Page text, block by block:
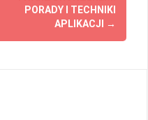
PORADY I TECHNIKI
APLIKACJI
→